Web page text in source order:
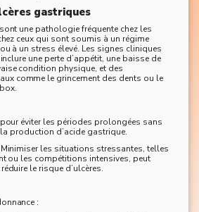
gastriques
une pathologie fréquente chez les
ceux qui sont soumis à un régime
à un stress élevé. Les signes cliniques
une perte d’appétit, une baisse de
condition physique, et des
comme le grincement des dents ou le
éviter les périodes prolongées sans
production d’acide gastrique.
les situations stressantes, telles
ou les compétitions intensives, peut
le risque d’ulcères.
: